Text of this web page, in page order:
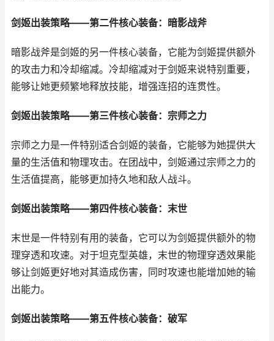
剑姬出装策略——第二件核心装备：暗影战斧
暗影战斧是剑姬的另一件核心装备，它能为剑姬提供额外
的攻击力和冷却缩减。冷却缩减对于剑姬来说特别重要，
能够让她更频繁地释放技能，增强连招的连贯性。
剑姬出装策略——第三件核心装备：宗师之力
宗师之力是一件特别适合剑姬的装备，它能够为她提供大
量的生活值和物理攻击。在团战中，剑姬通过宗师之力的
生活值提高，能够更加持久地和敌人战斗。
剑姬出装策略——第四件核心装备：末世
末世是一件特别有用的装备，它可以为剑姬提供额外的物
理穿透和攻速。对于坦克型英雄，末世的物理穿透效果能
够让剑姬更好地对其造成伤害，同时攻速也能增加她的输
出能力。
剑姬出装策略——第五件核心装备：破军